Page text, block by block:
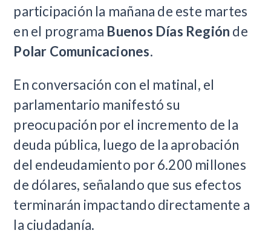
participación la mañana de este martes
en el programa Buenos Días Región de
Polar Comunicaciones.
En conversación con el matinal, el
parlamentario manifestó su
preocupación por el incremento de la
deuda pública, luego de la aprobación
del endeudamiento por 6.200 millones
de dólares, señalando que sus efectos
terminarán impactando directamente a
la ciudadanía.